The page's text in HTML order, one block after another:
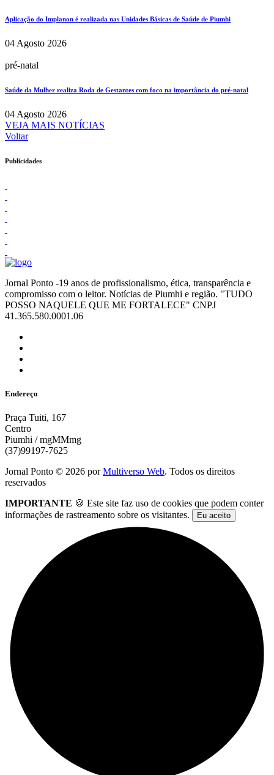
Aplicação do Implanon é realizada nas Unidades Básicas de Saúde de Piumhi
04 Agosto 2026
pré-natal
Saúde da Mulher realiza Roda de Gestantes com foco na importância do pré-natal
04 Agosto 2026
VEJA MAIS NOTÍCIAS
Voltar
Publicidades
Jornal Ponto -19 anos de profissionalismo, ética, transparência e
compromisso com o leitor. Notícias de Piumhi e região. "TUDO
POSSO NAQUELE QUE ME FORTALECE" CNPJ
41.365.580.0001.06
Endereço
Praça Tuiti, 167
Centro
Piumhi / mgMMmg
(37)99197-7625
Jornal Ponto © 2026 porMultiverso Web. Todos os direitos
reservados
IMPORTANTE 🍪 Este site faz uso de cookies que podem conter
informações de rastreamento sobre os visitantes.
Eu aceito